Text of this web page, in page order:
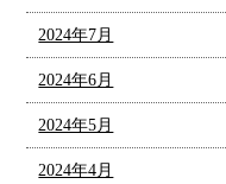
2024年7月
2024年6月
2024年5月
2024年4月